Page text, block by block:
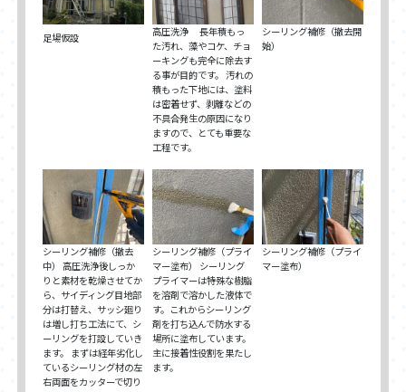
足場仮設
高圧洗浄 長年積もっ
た汚れ、藻やコケ、チョ
ーキングも完全に除去す
る事が目的です。 汚れの
積もった下地には、塗料
は密着せず、剥離などの
不具合発生の原因になり
ますので、とても重要な
工程です。
シーリング補修（撤去開
始）
シーリング補修（撤去
中） 高圧洗浄後しっか
りと素材を乾燥させてか
ら、サイディング目地部
分は打替え、サッシ廻り
は増し打ち工法にて、シ
ーリングを打設していき
ます。 まずは経年劣化し
ているシーリング材の左
右両面をカッターで切り
​​シーリング補修（プライ
マー塗布） シーリング
プライマーは特殊な樹脂
を溶剤で溶かした液体で
す。これからシーリング
剤を打ち込んで防水する
場所に塗布しています。
主に接着性役割を果たし
ます。
​​シーリング補修（プライ
マー塗布）